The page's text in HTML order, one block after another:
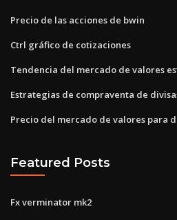
Precio de las acciones de bwin
Ctrl gráfico de cotizaciones
Tendencia del mercado de valores
Estrategias de compraventa de
Precio del mercado de valores para
Featured Posts
Fx verminator mk2